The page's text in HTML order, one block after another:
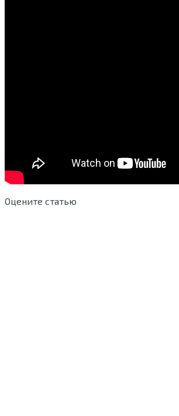
Оцените статью